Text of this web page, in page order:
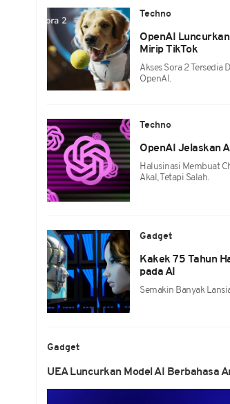
Techno
OpenAI
Mirip TikTok
Akses Sora 2 Tersedia
OpenAI.
Techno
OpenAI Jelaskan
Halusinasi Membuat
Akal, Tetapi Salah.
Gadget
Kakek 75 Tahun
pada AI
Semakin Banyak
Gadget
UEA Luncurkan Model AI Berbahasa